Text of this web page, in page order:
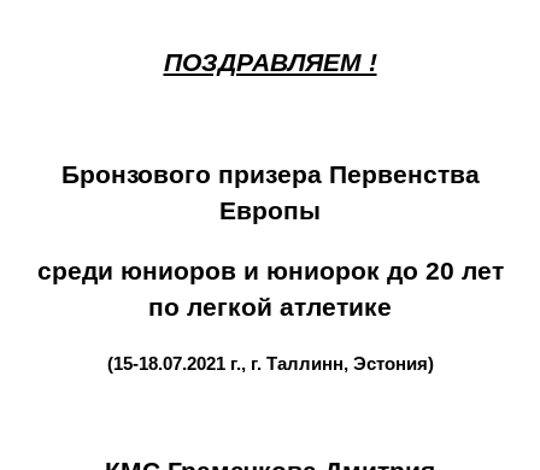
ПОЗДРАВЛЯЕМ !
Бронзового призера Первенства
Европы
среди юниоров и юниорок до 20 лет
по легкой атлетике
(15-18.07.2021 г., г. Таллинн, Эстония)